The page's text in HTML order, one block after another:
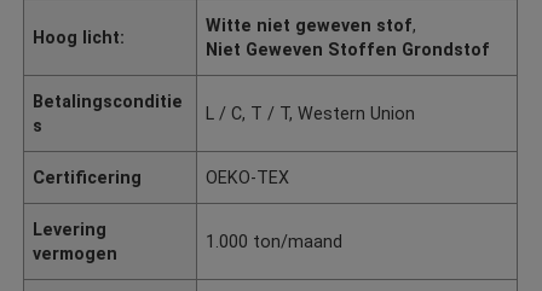
Hoog licht:
Witte niet geweven stof,
Niet Geweven Stoffen Grondstof
Betalingsconditie
s
L / C, T / T, Western Union
Certificering OEKO-TEX
Levering
vermogen
1.000 ton/maand